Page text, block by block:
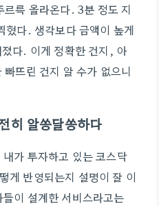
륵 올라온다. 3분 정도 지
혔다. 생각보다 금액이 높게
다. 이게 정확한 건지, 아
뜨린 건지 알 수가 없으니
히 알쏭달쏭하다
가 투자하고 있는 코스닥
게 반영되는지 설명이 잘 이
이 설계한 서비스라고는